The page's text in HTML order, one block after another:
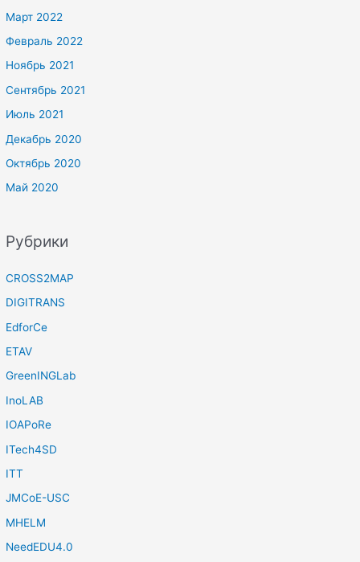
Март 2022
Февраль 2022
Ноябрь 2021
Сентябрь 2021
Июль 2021
Декабрь 2020
Октябрь 2020
Май 2020
Рубрики
CROSS2MAP
DIGITRANS
EdforCe
ETAV
GreenINGLab
InoLAB
IOAPoRe
ITech4SD
ITT
JMCoE-USC
MHELM
NeedEDU4.0